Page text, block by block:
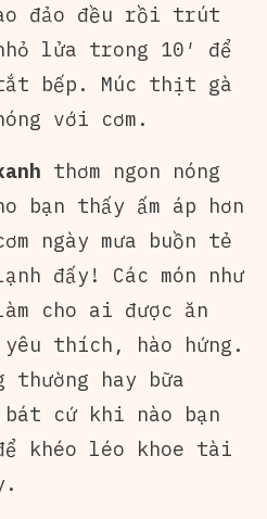
đảo đều rồi trút
lửa trong 10′ để
bếp. Múc thịt gà
với cơm.
thơm ngon nóng
bạn thấy ấm áp hơn
ngày mưa buồn tẻ
đấy! Các món như
cho ai được ăn
yêu thích, hào hứng.
thường hay bữa
cứ khi nào bạn
khéo léo khoe tài